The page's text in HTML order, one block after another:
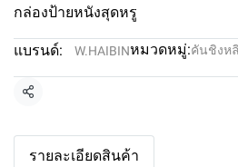
กล่องป้ายหนังสุดหรู
แบรนด์: W.HAIBINหมวดหมู่:คันชิงห
แชร์
รายละเอียดสินค้า